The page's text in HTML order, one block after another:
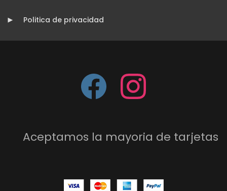
Politica de privacidad
Aceptamos la mayoria de tarjetas